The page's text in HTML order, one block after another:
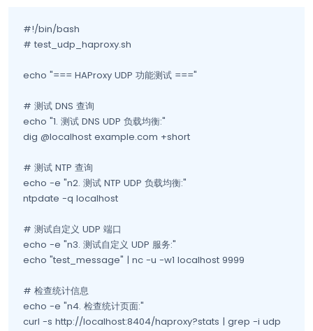
#!/bin/bash
# test_udp_haproxy.sh
echo "=== HAProxy UDP 功能测试 ==="
# 测试 DNS 查询
echo "1. 测试 DNS UDP 负载均衡:"
dig @localhost example.com +short
# 测试 NTP 查询
echo -e "n2. 测试 NTP UDP 负载均衡:"
ntpdate -q localhost
# 测试自定义 UDP 端口
echo -e "n3. 测试自定义 UDP 服务:"
echo "test_message" | nc -u -w1 localhost 9999
# 检查统计信息
echo -e "n4. 检查统计页面:"
curl -s http://localhost:8404/haproxy?stats | grep -i udp